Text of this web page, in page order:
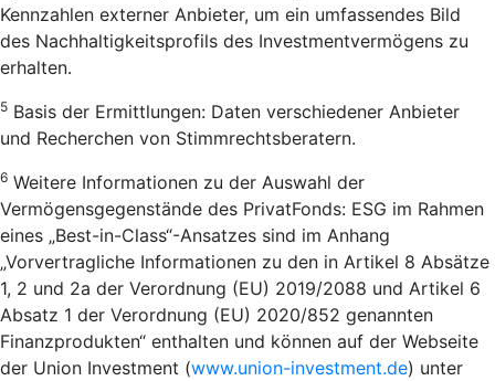
Kennzahlen externer Anbieter, um ein umfassendes Bild
des Nachhaltigkeitsprofils des Investmentvermögens zu
erhalten.
5 Basis der Ermittlungen: Daten verschiedener Anbieter
und Recherchen von Stimmrechtsberatern.
6 Weitere Informationen zu der Auswahl der
Vermögensgegenstände des PrivatFonds: ESG im Rahmen
eines „Best-in-Class“-Ansatzes sind im Anhang
„Vorvertragliche Informationen zu den in Artikel 8 Absätze
1, 2 und 2a der Verordnung (EU) 2019/2088 und Artikel 6
Absatz 1 der Verordnung (EU) 2020/852 genannten
Finanzprodukten“ enthalten und können auf der Webseite
der Union Investment (www.union-investment.de) unter